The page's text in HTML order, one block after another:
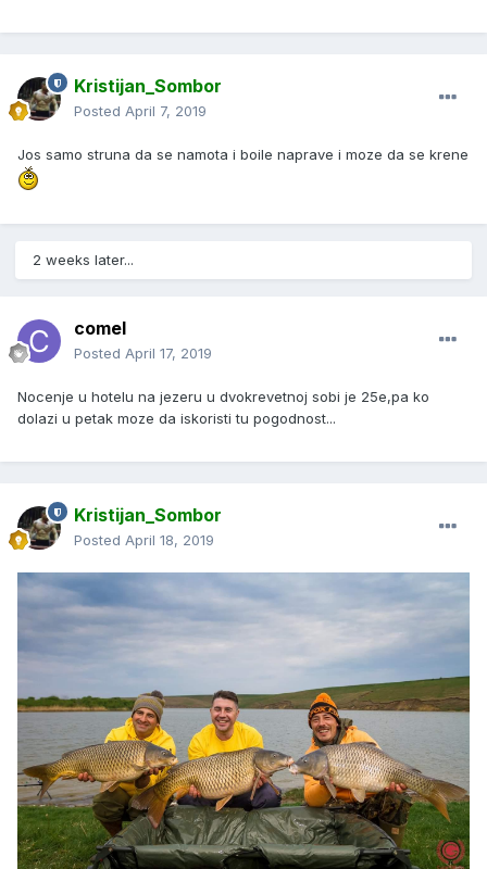
Kristijan_Sombor
Posted April 7, 2019
Jos samo struna da se namota i boile naprave i moze da se krene
2 weeks later...
comel
Posted April 17, 2019
Nocenje u hotelu na jezeru u dvokrevetnoj sobi je 25e,pa ko
dolazi u petak moze da iskoristi tu pogodnost...
Kristijan_Sombor
Posted April 18, 2019